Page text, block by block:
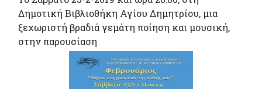
Δημοτική Βιβλιοθήκη Αγίου Δημητρίου, μια
ξεχωριστή βραδιά γεμάτη ποίηση και μουσική,
στην παρουσίαση